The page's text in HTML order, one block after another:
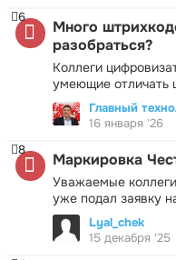
Много
разобраться?
Коллеги
умеющие отличать
6
Главный
16 января '26
Маркировка
Уважаемые
уже подал заявку
8
Lyal_chek
15 декабря '25